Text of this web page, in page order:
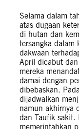
Selama dalam
atas dugaan
di hutan dan
tersangka
dakwaan
April dicabut
mereka
damai dengan
dibebaskan.
dijadwalkan
namun akhirnya
dan Taufik sakit.
memerintahkan